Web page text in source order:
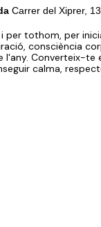
Carrer del Xiprer,
per tothom, per
consciència
l'any. Converteix-te
calma,